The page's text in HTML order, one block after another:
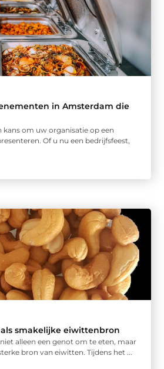
in Amsterdam die
kans om uw organisatie op een
Of u nu een bedrijfsfeest,
smakelijke eiwittenbron
alleen een genot om te eten, maar
bron van eiwitten. Tijdens het ...